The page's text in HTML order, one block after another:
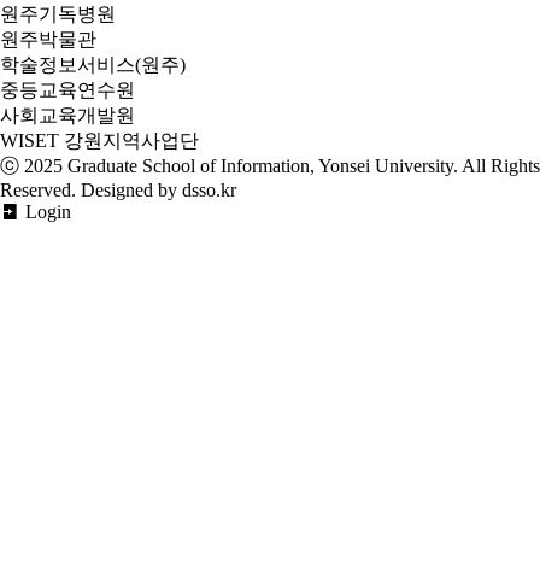
원주기독병원
원주박물관
학술정보서비스(원주)
중등교육연수원
사회교육개발원
WISET 강원지역사업단
ⓒ 2025 Graduate School of Information, Yonsei University. All Rights
Reserved. Designed by dsso.kr
Login